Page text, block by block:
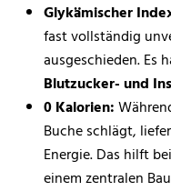
Glykämischer
fast vollständig
ausgeschieden. Es
Blutzucker- und
0 Kalorien:
Buche schlägt,
Energie. Das hilft
einem zentralen